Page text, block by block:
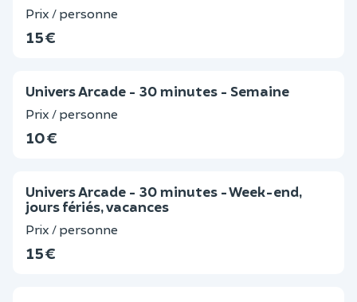
Prix / personne
15 €
Univers Arcade - 30 minutes - Semaine
Prix / personne
10 €
Univers Arcade - 30 minutes - Week-end,
jours fériés, vacances
Prix / personne
15 €